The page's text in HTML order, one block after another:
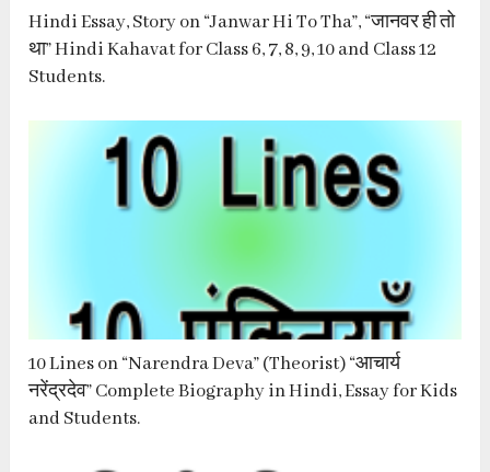
Hindi Essay, Story on “Janwar Hi To Tha”, “जानवर ही तो
था” Hindi Kahavat for Class 6, 7, 8, 9, 10 and Class 12
Students.
10 Lines on “Narendra Deva” (Theorist) “आचार्य
नरेंद्रदेव” Complete Biography in Hindi, Essay for Kids
and Students.